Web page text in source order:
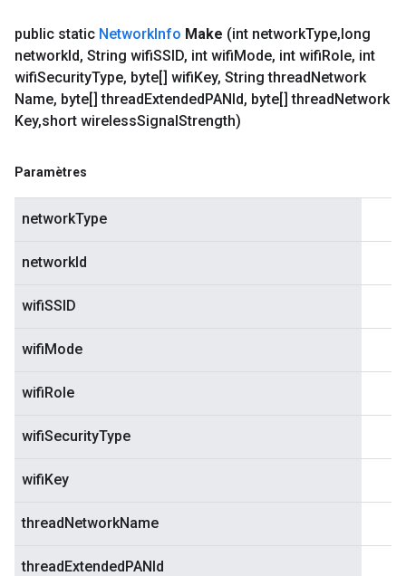
public static NetworkInfo Make (int networkType,long
networkId, String wifiSSID, int wifiMode, int wifiRole, int
wifiSecurityType, byte[] wifiKey, String threadNetwork
Name, byte[] threadExtendedPANId, byte[] threadNetwork
Key,short wirelessSignalStrength)
Paramètres
networkType
networkId
wifiSSID
wifiMode
wifiRole
wifiSecurityType
wifiKey
threadNetworkName
threadExtendedPANId